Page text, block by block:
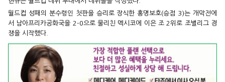
월드컵 성패의 분수령인 첫판을 승리로 장식한 홍명보호(승점 3)는 개막전에
서 남아프리카공화국을 2-0으로 물리친 멕시코에 이은 조 2위로 조별리그 경
쟁을 시작했다.